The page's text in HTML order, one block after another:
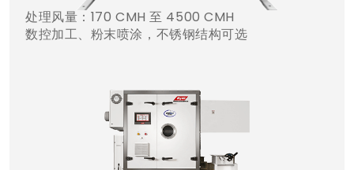
处理风量：170 CMH 至 4500 CMH
数控加工、粉末喷涂，不锈钢结构可选